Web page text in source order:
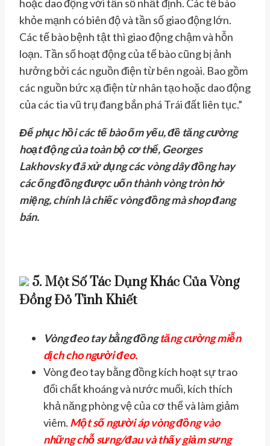
hoặc dao động với tần số nhất định. Các tế bào
khỏe mạnh có biên độ và tần số giao động lớn.
Các tế bào bệnh tật thì giao động chậm và hỗn
loạn. Tần số hoạt động của tế bào cũng bị ảnh
hưởng bởi các nguồn điện từ bên ngoài. Bao gồm
các nguồn bức xạ điện từ nhân tạo hoặc dao động
của các tia vũ trụ đang bắn phá Trái đất liên tục.”
Để phục hồi các tế bào ốm yếu, đề tăng cường
hoạt động của toàn bộ cơ thể, Georges
Lakhovsky đã xử dụng các vòng dây đồng hay
các ống đồng được uốn thành vòng tròn hở
miệng, chính là chiếc vòng đồng mà shop đang
bán.
5. Một Số Tác Dụng Khác Của Vòng
Đồng Đỏ Tinh Khiết
Vòng đeo tay bằng đồngtăng cường miễn
dịch cho người đeo.
Vòng đeo tay bằng đồng kích hoạt sự trao
đổi chất khoáng và nước muối, kích thích
khả năng phòng vệ của cơ thể và làm giảm
viêm. Một số người áp vòng đồng vào
những chỗ sưng/đau và thấy giảm sưng